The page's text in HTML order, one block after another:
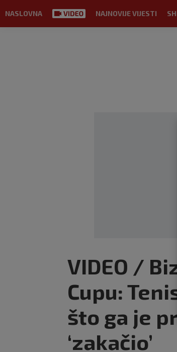
NASLOVNA NAJNOVIJE VIJESTI
VIDEO /
Cupu:
što ga je
‘zakačio’